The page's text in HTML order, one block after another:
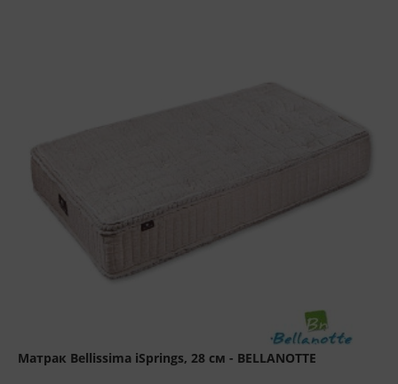
Матрак Bellissima iSprings, 28 см - BELLANOTTE